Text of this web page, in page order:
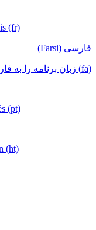
(fr)
فارسی (Farsi)
(fa) زبان برنامه را به فارسی تغییر دهید
(pt)
(ht)